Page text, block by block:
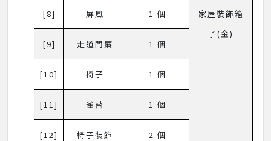
家屋裝飾箱
子(金)
[8] 屏風 1 個
[9] 走道門簾 1 個
[10] 椅子 1 個
[11] 雀替 1 個
[12] 椅子裝飾 2 個